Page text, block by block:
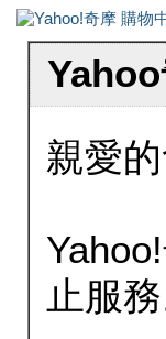
親愛
止服務